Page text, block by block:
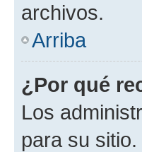
archivos.
Arriba
¿Por qué
Los
para su